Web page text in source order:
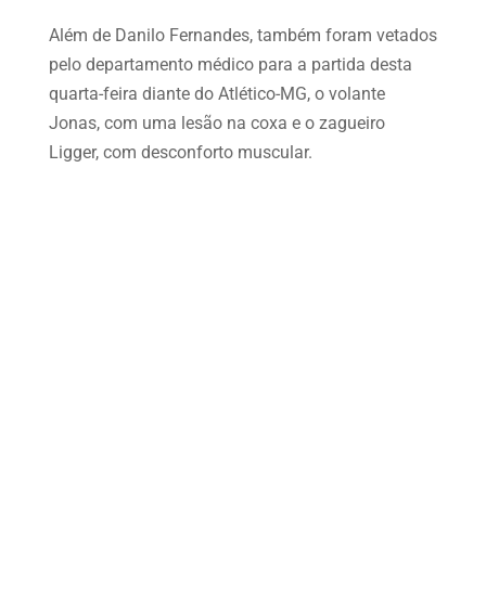
Além de Danilo Fernandes, também foram vetados
pelo departamento médico para a partida desta
quarta-feira diante do Atlético-MG, o volante
Jonas, com uma lesão na coxa e o zagueiro
Ligger, com desconforto muscular.